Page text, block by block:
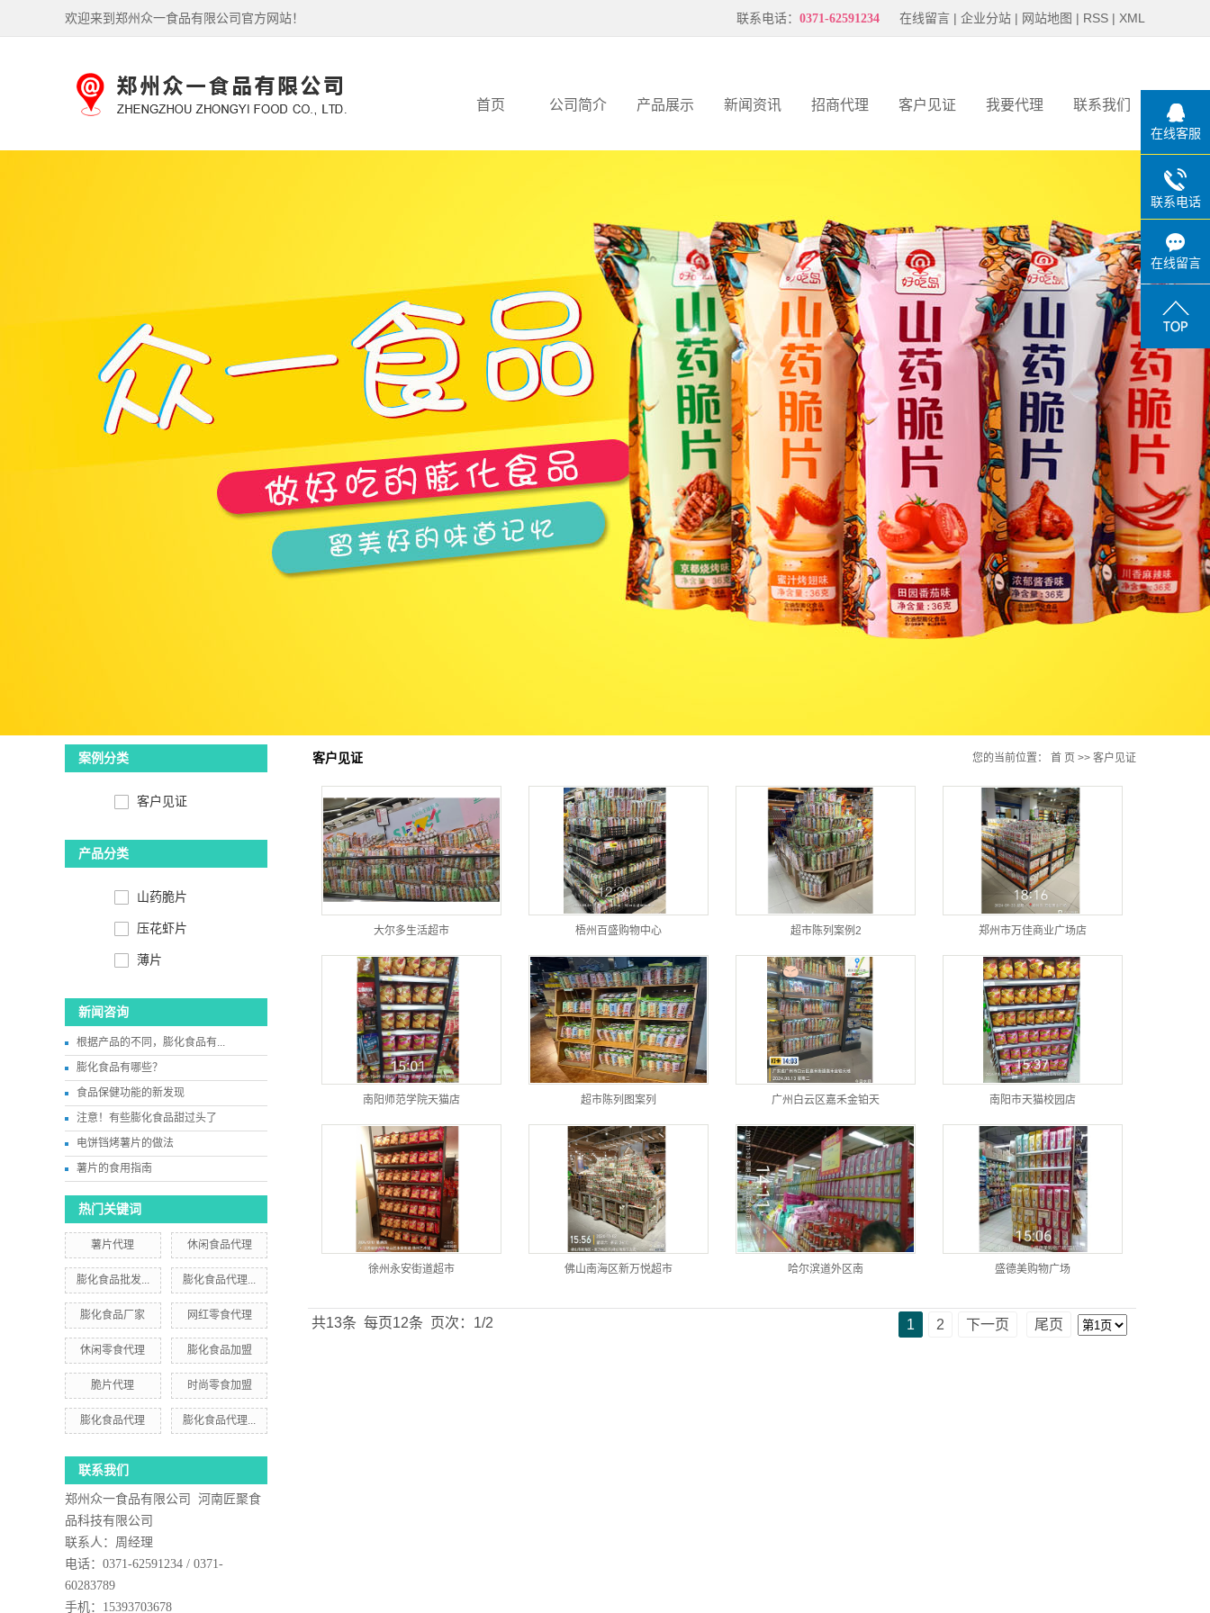
欢迎来到郑州众一食品有限公司官方网站！ 在线留言 | 企业分站 | 网站地图 | RSS | XML
联系电话： 0371-62591234
首页 公司简介
公司优势
厂风厂貌
产品展示 新闻资讯 招商代理 客户见证 我要代理 联系我们
案例分类
客户见证
产品分类
山药脆片
压花虾片
薄片
新闻咨询
根据产品的不同，膨化食品有...
膨化食品有哪些？
食品保健功能的新发现
注意！有些膨化食品甜过头了
电饼铛烤薯片的做法
薯片的食用指南
热门关键词
薯片代理 休闲食品代理
膨化食品批发... 膨化食品代理...
膨化食品厂家 网红零食代理
休闲零食代理 膨化食品加盟
脆片代理 时尚零食加盟
膨化食品代理 膨化食品代理...
联系我们
郑州众一食品有限公司 河南匠聚食
品科技有限公司
联系人：周经理
电话：0371-62591234 / 0371-
60283789
手机：15393703678
客户见证 您的当前位置： 首 页 >> 客户见证
大尔多生活超市 梧州百盛购物中心 超市陈列案例2 郑州市万佳商业广场店
南阳师范学院天猫店 超市陈列图案列 广州白云区嘉禾金铂天 南阳市天猫校园店
徐州永安街道超市 佛山南海区新万悦超市 哈尔滨道外区南 盛德美购物广场
共13条 每页12条 页次：1/2 1 2 下一页 尾页
在线客服
联系电话
在线留言